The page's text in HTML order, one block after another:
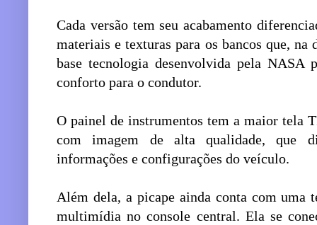
Cada versão tem seu acabamento
materiais e texturas para os bancos que,
base tecnologia desenvolvida pela
conforto para o condutor.
O painel de instrumentos tem a maior tela
com imagem de alta qualidade, que
informações e configurações do veículo.
Além dela, a picape ainda conta com uma
multimídia no console central. Ela se